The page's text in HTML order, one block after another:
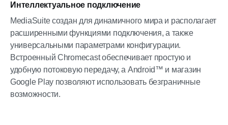
Интеллектуальное подключение
MediaSuite создан для динамичного мира и располагает
расширенными функциями подключения, а также
универсальными параметрами конфигурации.
Встроенный Chromecast обеспечивает простую и
удобную потоковую передачу, а Android™ и магазин
Google Play позволяют использовать безграничные
возможности.